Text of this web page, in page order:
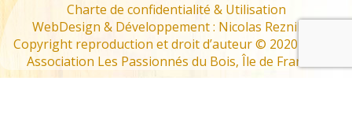
Charte de confidentialité & Utilisation
WebDesign & Développement : Nicolas Reznikoff
Copyright reproduction et droit d’auteur © 2020 – 2022
Association Les Passionnés du Bois, Île de France –